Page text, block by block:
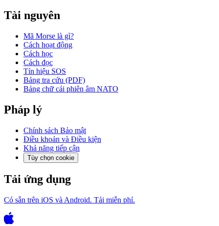
Tài nguyên
Mã Morse là gì?
Cách hoạt động
Cách học
Cách đọc
Tín hiệu SOS
Bảng tra cứu (PDF)
Bảng chữ cái phiên âm NATO
Pháp lý
Chính sách Bảo mật
Điều khoản và Điều kiện
Khả năng tiếp cận
Tùy chọn cookie
Tải ứng dụng
Có sẵn trên iOS và Android. Tải miễn phí.